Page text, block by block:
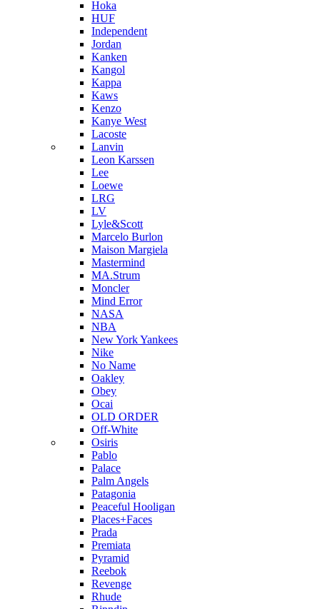
Hoka
HUF
Independent
Jordan
Kanken
Kangol
Kappa
Kaws
Kenzo
Kanye West
Lacoste
Lanvin
Leon Karssen
Lee
Loewe
LRG
LV
Lyle&Scott
Marcelo Burlon
Maison Margiela
Mastermind
MA.Strum
Moncler
Mind Error
NASA
NBA
New York Yankees
Nike
No Name
Oakley
Obey
Ocai
OLD ORDER
Off-White
Osiris
Pablo
Palace
Palm Angels
Patagonia
Peaceful Hooligan
Places+Faces
Prada
Premiata
Pyramid
Reebok
Revenge
Rhude